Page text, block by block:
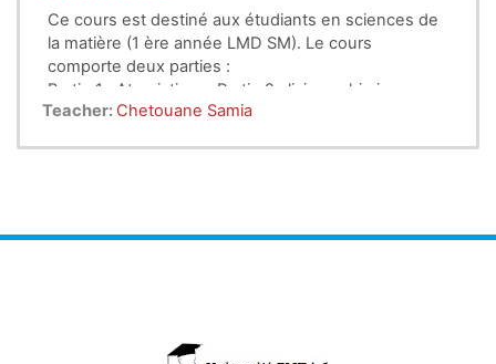
Ce cours est destiné aux étudiants en sciences de
la matière (1 ère année LMD SM). Le cours
comporte deux parties :
Partie 1 : Atomistique; Partie 2 : liaison chimique
Il porte essentiellement sur les
Teacher: Chetouane Samia